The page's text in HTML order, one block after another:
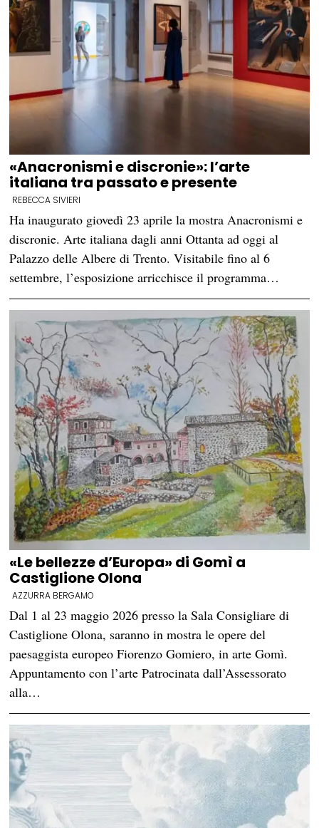
«Anacronismi e discronie»: l’arte
italiana tra passato e presente
REBECCA SIVIERI
Ha inaugurato giovedì 23 aprile la mostra Anacronismi e
discronie. Arte italiana dagli anni Ottanta ad oggi al
Palazzo delle Albere di Trento. Visitabile fino al 6
settembre, l’esposizione arricchisce il programma…
«Le bellezze d’Europa» di Gomì a
Castiglione Olona
AZZURRA BERGAMO
Dal 1 al 23 maggio 2026 presso la Sala Consigliare di
Castiglione Olona, saranno in mostra le opere del
paesaggista europeo Fiorenzo Gomiero, in arte Gomì.
Appuntamento con l’arte Patrocinata dall’Assessorato
alla…